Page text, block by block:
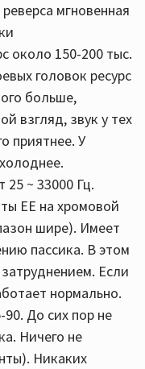
мгновенная
около 150-200 тыс.
головок ресурс
больше,
взгляд, звук у тех
приятнее. У
25 ~ 33000 Гц.
ЕЕ на хромовой
шире). Имеет
пассика. В этом
Если
нормально.
90. До сих пор не
Ничего не
Никаких